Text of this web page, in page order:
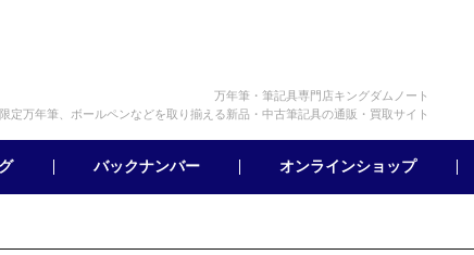
万年筆・筆記具専門店キングダムノート
定万年筆、ボールペンなどを取り揃える新品・中古筆記具の通販・買取サイト
バックナンバー オンラインショップ